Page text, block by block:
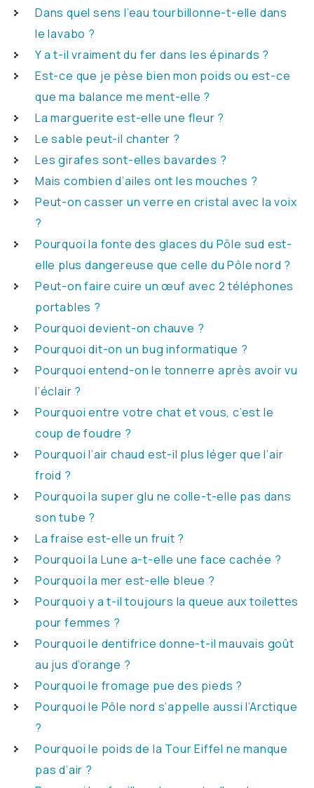
Dans quel sens l’eau tourbillonne-t-elle dans
le lavabo ?
Y a t-il vraiment du fer dans les épinards ?
Est-ce que je pèse bien mon poids ou est-ce
que ma balance me ment-elle ?
La marguerite est-elle une fleur ?
Le sable peut-il chanter ?
Les girafes sont-elles bavardes ?
Mais combien d’ailes ont les mouches ?
Peut-on casser un verre en cristal avec la voix
?
Pourquoi la fonte des glaces du Pôle sud est-
elle plus dangereuse que celle du Pôle nord ?
Peut-on faire cuire un œuf avec 2 téléphones
portables ?
Pourquoi devient-on chauve ?
Pourquoi dit-on un bug informatique ?
Pourquoi entend-on le tonnerre après avoir vu
l’éclair ?
Pourquoi entre votre chat et vous, c’est le
coup de foudre ?
Pourquoi l’air chaud est-il plus léger que l’air
froid ?
Pourquoi la super glu ne colle-t-elle pas dans
son tube ?
La fraise est-elle un fruit ?
Pourquoi la Lune a-t-elle une face cachée ?
Pourquoi la mer est-elle bleue ?
Pourquoi y a t-il toujours la queue aux toilettes
pour femmes ?
Pourquoi le dentifrice donne-t-il mauvais goût
au jus d’orange ?
Pourquoi le fromage pue des pieds ?
Pourquoi le Pôle nord s’appelle aussi l’Arctique
?
Pourquoi le poids de la Tour Eiffel ne manque
pas d’air ?